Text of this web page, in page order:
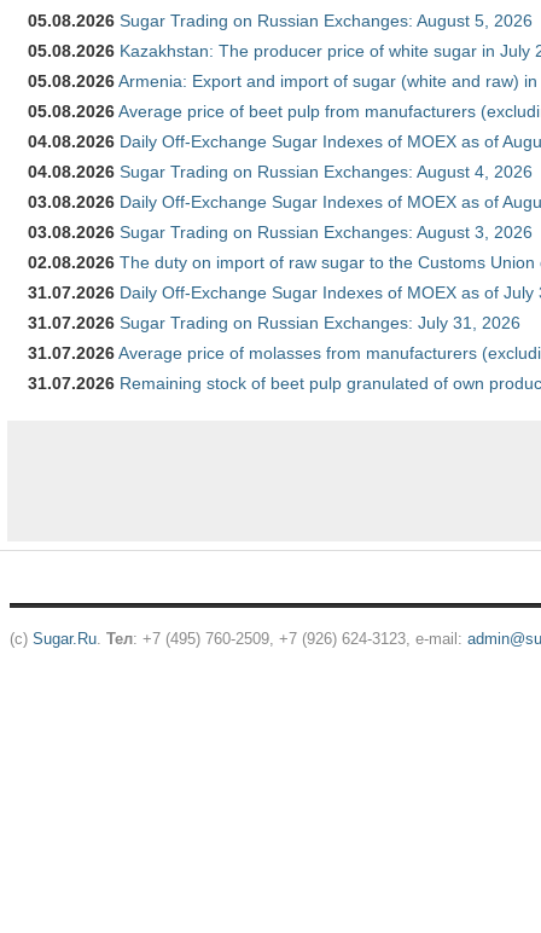
05.08.2026 Sugar Trading on Russian Exchanges: August 5, 2026
05.08.2026 Kazakhstan: The producer price of white sugar in July
05.08.2026Armenia: Export and import of sugar (white and raw)
05.08.2026Average price of beet pulp from manufacturers
04.08.2026 Daily Off-Exchange Sugar Indexes of MOEX as of
04.08.2026 Sugar Trading on Russian Exchanges: August 4, 2026
03.08.2026 Daily Off-Exchange Sugar Indexes of MOEX as of
03.08.2026 Sugar Trading on Russian Exchanges: August 3, 2026
02.08.2026 The duty on import of raw sugar to the Customs
31.07.2026 Daily Off-Exchange Sugar Indexes of MOEX as of July
31.07.2026 Sugar Trading on Russian Exchanges: July 31, 2026
31.07.2026Average price of molasses from manufacturers
31.07.2026 Remaining stock of beet pulp granulated of own
(c) Sugar.Ru. Тел: +7 (495) 760-2509, +7 (926) 624-3123, e-mail: